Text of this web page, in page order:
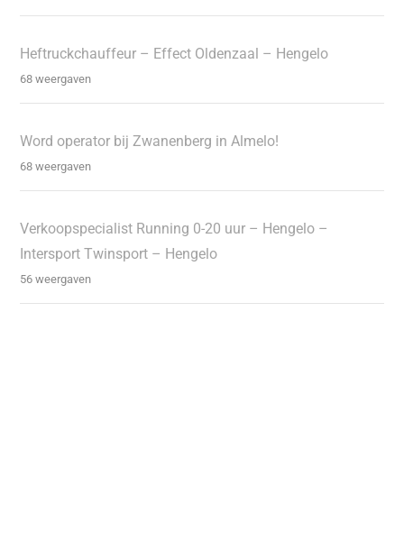
Heftruckchauffeur – Effect Oldenzaal – Hengelo
68 weergaven
Word operator bij Zwanenberg in Almelo!
68 weergaven
Verkoopspecialist Running 0-20 uur – Hengelo –
Intersport Twinsport – Hengelo
56 weergaven